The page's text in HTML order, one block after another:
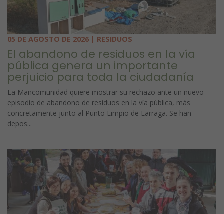
05 DE AGOSTO DE 2026 | RESIDUOS
El abandono de residuos en la vía
pública genera un importante
perjuicio para toda la ciudadanía
La Mancomunidad quiere mostrar su rechazo ante un nuevo
episodio de abandono de residuos en la vía pública, más
concretamente junto al Punto Limpio de Larraga. Se han
depos...